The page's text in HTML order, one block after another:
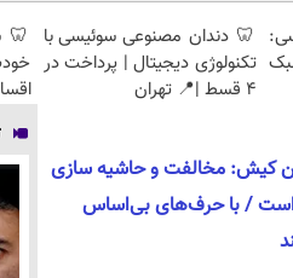
🦷 دندان مصنوعی سوئیسی با
تکنولوژی دیجیتال | پرداخت در
4 قسط |📍 تهران
🦷
کیش: مخالفت و حاشیه سازی
است / با حرف‌های بی‌اساس